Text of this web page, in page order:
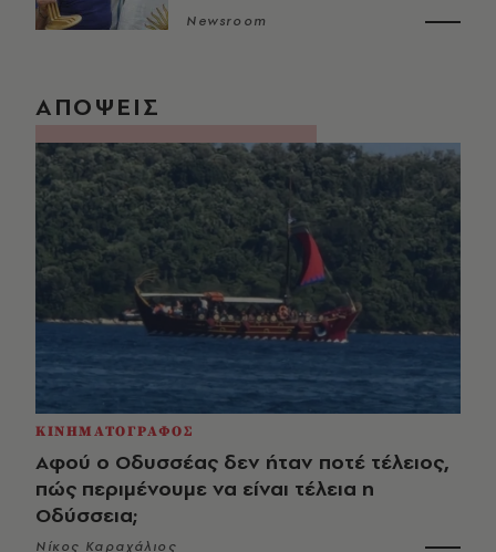
Newsroom
ΑΠΟΨΕΙΣ
ΚΙΝΗΜΑΤΟΓΡΑΦΟΣ
Αφού ο Οδυσσέας δεν ήταν ποτέ τέλειος,
πώς περιμένουμε να είναι τέλεια η
Οδύσσεια;
Νίκος Καραχάλιος